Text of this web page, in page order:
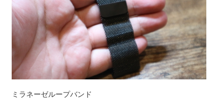
ミラネーゼループバンド